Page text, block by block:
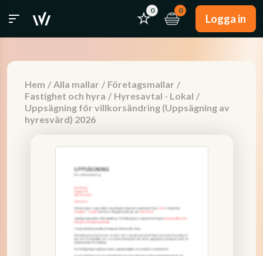
0 0
Logga in
Hem / Alla mallar / Företagsmallar /
Fastighet och hyra / Hyresavtal - Lokal /
Uppsägning för villkorsändring (Uppsägning av
hyresvärd) 2026